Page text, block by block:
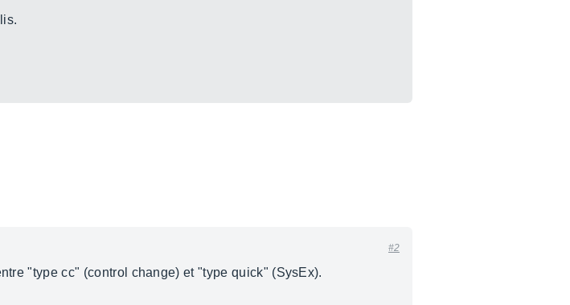
#2
"type cc" (control change) et "type quick" (SysEx).